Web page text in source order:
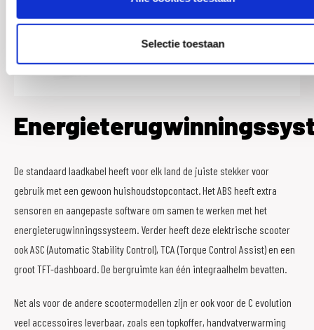
Selectie toestaan
De standaard laadkabel heeft voor elk land de juiste stekker voor
gebruik met een gewoon huishoudstopcontact. Het ABS heeft extra
sensoren en aangepaste software om samen te werken met het
energieterugwinningssysteem. Verder heeft deze elektrische scooter
ook ASC (Automatic Stability Control), TCA (Torque Control Assist) en een
groot TFT-dashboard. De bergruimte kan één integraalhelm bevatten.
Net als voor de andere scootermodellen zijn er ook voor de C evolution
veel accessoires leverbaar, zoals een topkoffer, handvatverwarming